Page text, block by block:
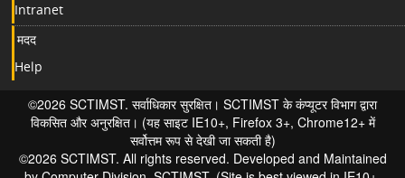
Intranet
मदद
Help
©2026 SCTIMST. सर्वाधिकार सुरक्षित। SCTIMST के कंप्यूटर विभाग द्वारा
विकसित और अनुरक्षित। (यह साइट IE10+, Firefox 3+, Chrome12+ में
सर्वोत्तम रूप से देखी जा सकती है)
©2026 SCTIMST. All rights reserved. Developed and Maintained